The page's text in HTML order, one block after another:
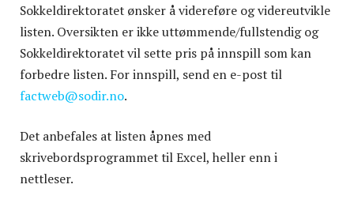
Sokkeldirektoratet ønsker å videreføre og videreutvikle
listen. Oversikten er ikke uttømmende/fullstendig og
Sokkeldirektoratet vil sette pris på innspill som kan
forbedre listen. For innspill, send en e-post til
factweb@sodir.no.
Det anbefales at listen åpnes med
skrivebordsprogrammet til Excel, heller enn i
nettleser.